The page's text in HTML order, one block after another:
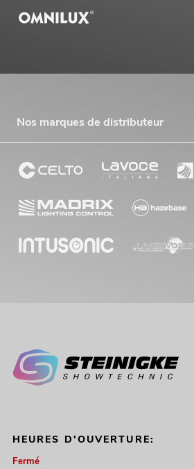
Nos marques de distributeur
HEURES D'OUVERTURE:
Fermé